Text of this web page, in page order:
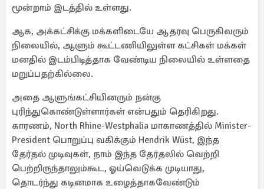
மூன்றாம் இடத்தில் உள்ளது.
ஆக, அக்கட்சிக்கு மக்களிடையே ஆதரவு பெருகிவரும்
நிலையில், ஆளும் கூட்டணியிலுள்ள கட்சிகள் மக்கள்
மனதில் இடம்பிடித்தாக வேண்டிய நிலையில் உள்ளதை
மறுப்பதற்கில்லை.
அதை ஆளுங்கட்சியினரும் நன்கு
புரிந்துகொண்டுள்ளார்கள் என்பதும் தெரிகிறது.
காரணம், North Rhine-Westphalia மாகாணத்தில் Minister-
President பொறுப்பு வகிக்கும் Hendrik Wüst, இந்த
தேர்தல் முடிவுகள், நாம் இந்த தேர்தலில் வெற்றி
பெற்றிருந்தாலும்கூட, ஓய்வெடுக்க முடியாது,
தொடர்ந்து கடினமாக உழைத்தாகவேண்டும்